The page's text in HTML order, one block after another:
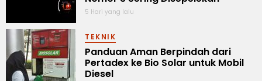
5 Hari yang lalu
TEKNIK
Panduan Aman Berpindah dari
Pertadex ke Bio Solar untuk Mobil
Diesel